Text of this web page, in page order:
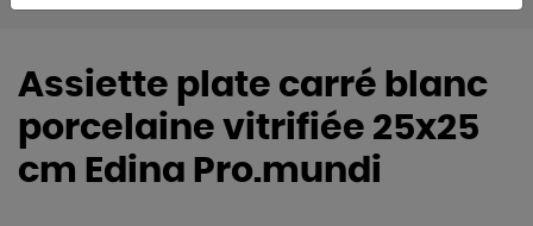
Assiette plate carré blanc
porcelaine vitrifiée 25x25
cm Edina Pro.mundi